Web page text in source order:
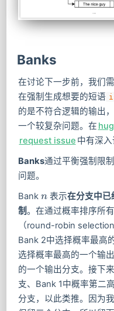
Banks
在讨论下一步前，我们
在强制生成想要的短语
的是不符合逻辑的输出
一个较复杂问题。在
request issue 中有深入
Banks通过平衡强制限
问题。
Bank n
n表示在分支中已
制。在通过概率排序所
（round-robin
Bank 2中选择概率最高
选择概率最高的一个输
的一个输出分支。接下
支、Bank 1中概率第二
分支，以此类推。因为